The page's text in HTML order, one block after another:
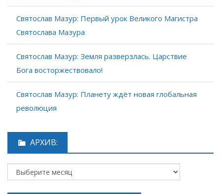
Святослав Мазур: Первый урок Великого Магистра
Святослава Мазура
Святослав Мазур: Земля разверзлась. Царствие
Бога восторжествовало!
Святослав Мазур: Планету ждёт новая глобальная
революция
АРХИВ: